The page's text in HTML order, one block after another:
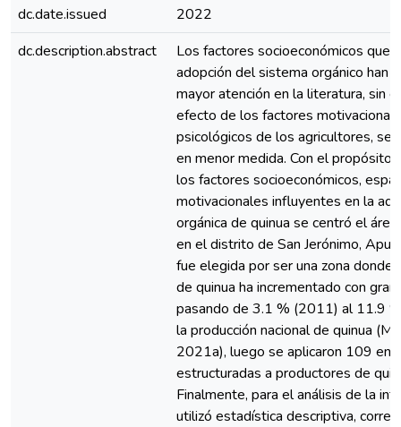
dc.date.issued
2022
dc.description.abstract
Los factores socioeconómicos que
adopción del sistema orgánico han
mayor atención en la literatura, sin
efecto de los factores
psicológicos de los agricultores, se
en menor medida. Con el propósito
los factores socioeconómicos,
motivacionales influyentes en la
orgánica de quinua se centró el
en el distrito de San Jerónimo,
fue elegida por ser una zona donde
de quinua ha incrementado con
pasando de 3.1 % (2011) al 11.9
la producción nacional de quinua
2021a), luego se aplicaron 109
estructuradas a productores de
Finalmente, para el análisis de la
utilizó estadística descriptiva,